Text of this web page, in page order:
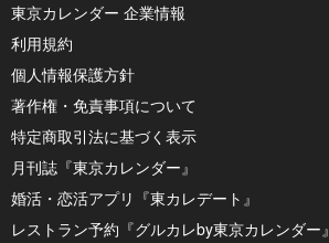
東京カレンダー 企業情報
利用規約
個人情報保護方針
著作権・免責事項について
特定商取引法に基づく表示
月刊誌『東京カレンダー』
婚活・恋活アプリ『東カレデート』
レストラン予約『グルカレby東京カレンダー』